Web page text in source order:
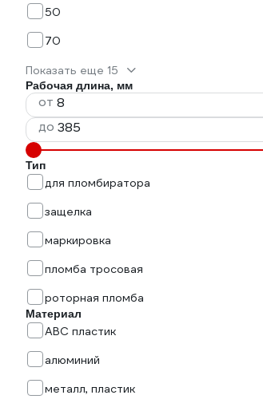
50
70
Показать еще 15
Рабочая длина, мм
от
до
Тип
для пломбиратора
защелка
маркировка
пломба тросовая
роторная пломба
Материал
ABC пластик
алюминий
металл, пластик